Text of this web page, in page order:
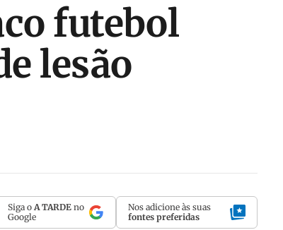
futebol
lesão
Siga o A TARDE no
Google
Nos adicione às suas
fontes preferidas